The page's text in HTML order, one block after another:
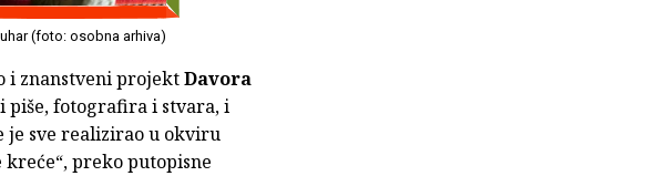
(foto: osobna arhiva)
i znanstveni projektDavora
piše, fotografira i stvara, i
sve realizirao u okviru
kreće“, preko putopisne